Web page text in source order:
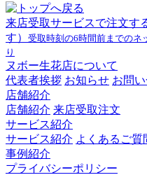
来店受取サービスで注文す
す） 受取時刻の6時間前までのネ
り
ヌボー生花店について
代表者挨拶 お知らせ お問
店舗紹介
店舗紹介 来店受取注文
サービス紹介
サービス紹介 よくあるご質
事例紹介
プライバシーポリシー